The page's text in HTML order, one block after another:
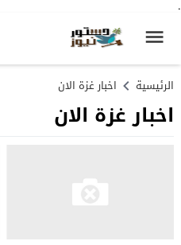
.
الرئيسية اخبار غزة الان
اخبار غزة الان